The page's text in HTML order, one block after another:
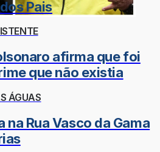
Pais
afirma que foi
que não existia
ÁGUAS
na Rua Vasco da Gama